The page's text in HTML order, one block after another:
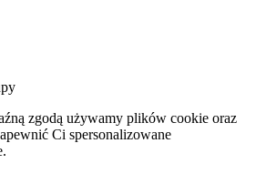
zgodą używamy plików cookie oraz
Ci spersonalizowane